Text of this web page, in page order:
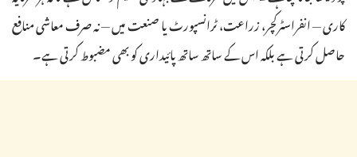
کاری — انفراسٹرکچر، زراعت، ٹرانسپورٹ یا صنعت میں — نہ صرف معاشی منافع
حاصل کرتی ہے بلکہ اس کے ساتھ ساتھ پائیداری کو بھی مضبوط کرتی ہے۔